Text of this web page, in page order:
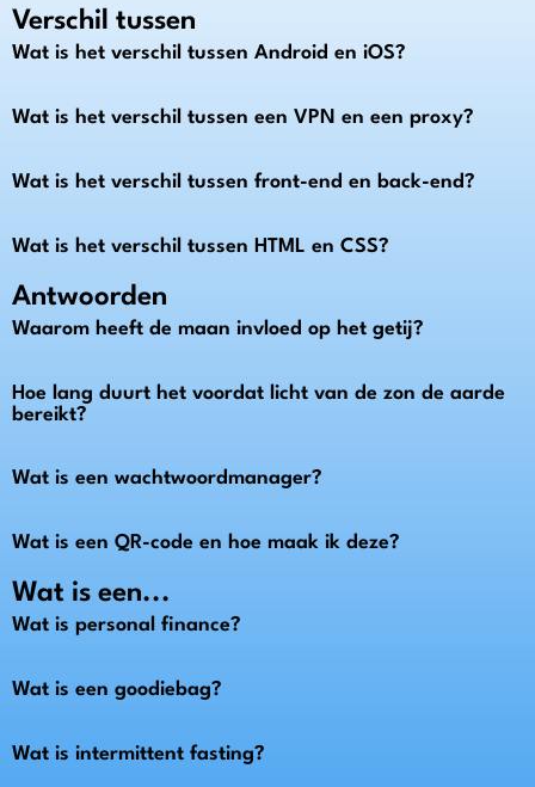
Verschil tussen
Wat is het verschil tussen Android en iOS?
Wat is het verschil tussen een VPN en een proxy?
Wat is het verschil tussen front-end en back-end?
Wat is het verschil tussen HTML en CSS?
Antwoorden
Waarom heeft de maan invloed op het getij?
Hoe lang duurt het voordat licht van de zon de aarde
bereikt?
Wat is een wachtwoordmanager?
Wat is een QR-code en hoe maak ik deze?
Wat is een...
Wat is personal finance?
Wat is een goodiebag?
Wat is intermittent fasting?